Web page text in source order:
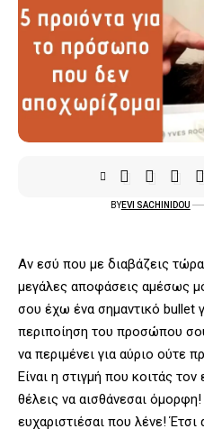
BYEVI SACHINIDOU
Αν εσύ που με διαβάζεις
μεγάλες αποφάσεις αμέσως
σου έχω ένα σημαντικό bullet
περιποίηση του προσώπου
να περιμένει για αύριο ούτε
Είναι η στιγμή που κοιτάς
θέλεις να αισθάνεσαι όμορφη!
ευχαριστιέσαι που λένε!